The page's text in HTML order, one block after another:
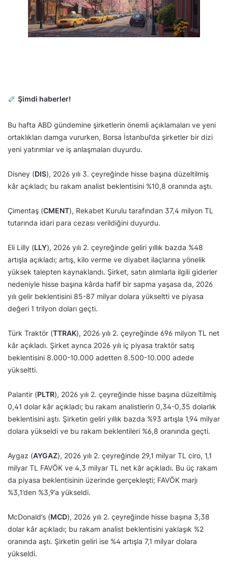
Şimdi haberler!
Bu hafta ABD gündemine şirketlerin önemli açıklamaları ve yeni
ortaklıkları damga vururken, Borsa İstanbul’da şirketler bir dizi
yeni yatırımlar ve iş anlaşmaları duyurdu.
Disney (DIS), 2026 yılı 3. çeyreğinde hisse başına düzeltilmiş
kâr açıkladı; bu rakam analist beklentisini %10,8 oranında aştı.
Çimentaş (CMENT), Rekabet Kurulu tarafından 37,4 milyon TL
tutarında idari para cezası verildiğini duyurdu.
Eli Lilly (LLY), 2026 yılı 2. çeyreğinde geliri yıllık bazda %48
artışla açıkladı; artış, kilo verme ve diyabet ilaçlarına yönelik
yüksek talepten kaynaklandı. Şirket, satın alımlarla ilgili giderler
nedeniyle hisse başına kârda hafif bir sapma yaşasa da, 2026
yılı gelir beklentisini 85-87 milyar dolara yükseltti ve piyasa
değeri 1 trilyon doları geçti.
Türk Traktör (TTRAK), 2026 yılı 2. çeyreğinde 696 milyon TL net
kâr açıkladı. Şirket ayrıca 2026 yılı iç piyasa traktör satış
beklentisini 8.000-10.000 adetten 8.500-10.000 adede
yükseltti.
Palantir (PLTR), 2026 yılı 2. çeyreğinde hisse başına düzeltilmiş
0,41 dolar kâr açıkladı; bu rakam analistlerin 0,34-0,35 dolarlık
beklentisini aştı. Şirketin geliri yıllık bazda %93 artışla 1,94 milyar
dolara yükseldi ve bu rakam beklentileri %6,8 oranında geçti.
Aygaz (AYGAZ), 2026 yılı 2. çeyreğinde 29,1 milyar TL ciro, 1,1
milyar TL FAVÖK ve 4,3 milyar TL net kâr açıkladı. Bu üç rakam
da piyasa beklentisinin üzerinde gerçekleşti; FAVÖK marjı
%3,1’den %3,9’a yükseldi.
McDonald’s (MCD), 2026 yılı 2. çeyreğinde hisse başına 3,38
dolar kâr açıkladı; bu rakam analist beklentisini yaklaşık %2
oranında aştı. Şirketin geliri ise %4 artışla 7,1 milyar dolara
yükseldi.